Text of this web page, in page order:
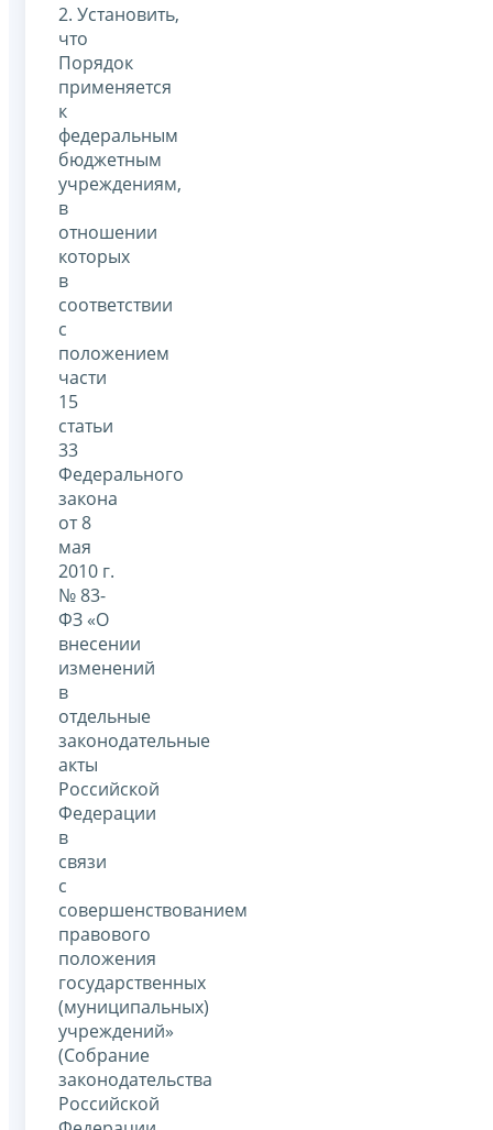
2. Установить,
что
Порядок
применяется
к
федеральным
бюджетным
учреждениям,
в
отношении
которых
в
соответствии
с
положением
части
15
статьи
33
Федерального
закона
от 8
мая
2010 г.
№ 83-
ФЗ «О
внесении
изменений
в
отдельные
законодательные
акты
Российской
Федерации
в
связи
с
совершенствованием
правового
положения
государственных
(муниципальных)
учреждений»
(Собрание
законодательства
Российской